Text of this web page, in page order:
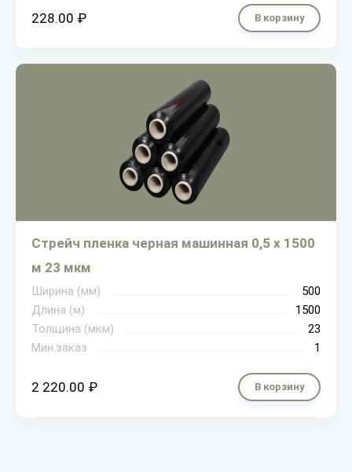
228.00 ₽ В корзину
Стрейч пленка черная машинная 0,5 х 1500
м 23 мкм
Ширина (мм)
500
Длина (м)
1500
Толщина (мкм)
23
Мин.заказ
1
2 220.00 ₽ В корзину